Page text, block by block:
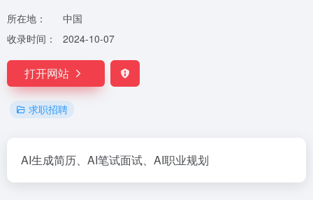
所在地：
中国
收录时间：
2024-10-07
打开网站
求职招聘
AI生成简历、AI笔试面试、AI职业规划